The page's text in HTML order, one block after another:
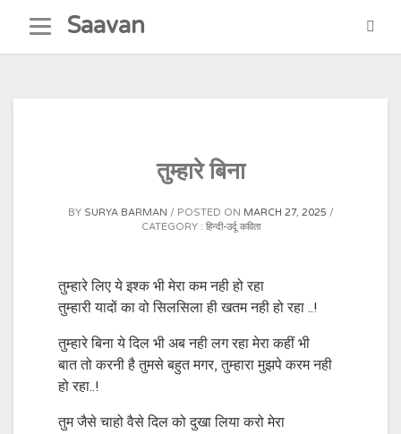
content
Saavan
तुम्हारे बिना
BY SURYA BARMAN POSTED ON MARCH 27, 2025
CATEGORY : हिन्दी-उर्दू कविता
तुम्हारे लिए ये इश्क भी मेरा कम नही हो रहा
तुम्हारी यादों का वो सिलसिला ही खतम नही हो रहा ..!
तुम्हारे बिना ये दिल भी अब नही लग रहा मेरा कहीं भी
बात तो करनी है तुमसे बहुत मगर, तुम्हारा मुझपे करम नही
हो रहा..!
तुम जैसे चाहो वैसे दिल को दुखा लिया करो मेरा